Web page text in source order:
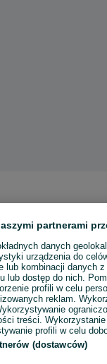
partnerami
danych
urządzenia do
lub kombinacji danych z
lub dostęp do nich.
profili w celu
reklam.
treści.
profili w celu
(dostawców)